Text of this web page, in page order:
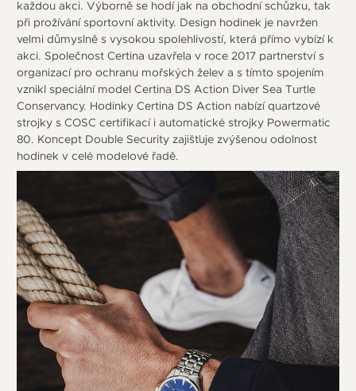
každou akci. Výborně se hodí jak na obchodní schůzku, tak
při prožívání sportovní aktivity. Design hodinek je navržen
velmi důmyslně s vysokou spolehlivostí, která přímo vybízí k
akci. Společnost Certina uzavřela v roce 2017 partnerství s
organizací pro ochranu mořských želev a s tímto spojením
vznikl speciální model Certina DS Action Diver Sea Turtle
Conservancy. Hodinky Certina DS Action nabízí quartzové
strojky s COSC certifikací i automatické strojky Powermatic
80. Koncept Double Security zajišťuje zvýšenou odolnost
hodinek v celé modelové řadě.